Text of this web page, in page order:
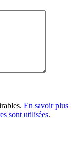
En savoir plus
sont utilisées.